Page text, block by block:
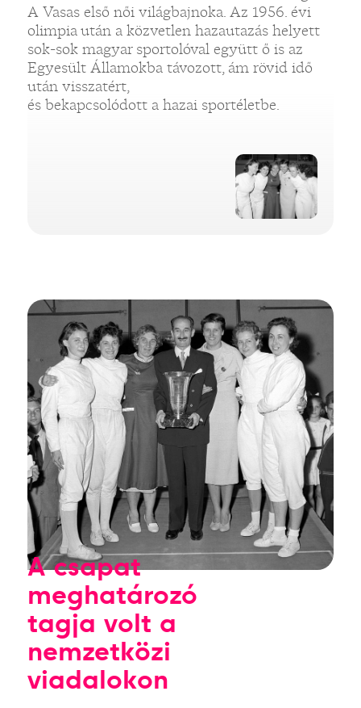
A Vasas első női világbajnoka. Az 1956. évi
olimpia után a közvetlen hazautazás helyett
sok-sok magyar sportolóval együtt ő is az
Egyesült Államokba távozott, ám rövid idő
után visszatért,
és bekapcsolódott a hazai sportéletbe.
A csapat
meghatározó
tagja volt a
nemzetközi
viadalokon